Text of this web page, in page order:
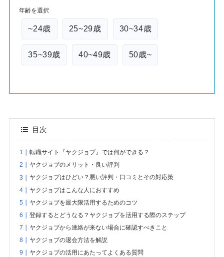
年齢を選択
~24歳 25~29歳 30~34歳
35~39歳 40~49歳 50歳~
目次
転職サイト『ヤクジョブ』では何ができる？
ヤクジョブのメリット・良い評判
ヤクジョブはひどい？悪い評判・口コミとその対応策
ヤクジョブはこんな人におすすめ
ヤクジョブを最大限活用するためのコツ
登録するとどうなる？ヤクジョブを活用する際のステップ
ヤクジョブから連絡が来ない場合に確認すべきこと
ヤクジョブの退会方法を解説
ヤクジョブの活用にあたってよくある質問